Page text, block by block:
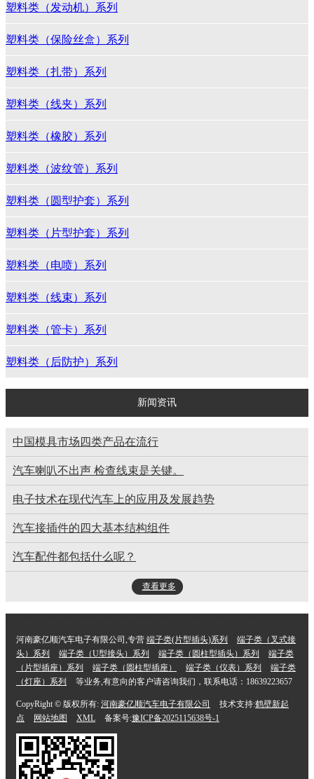
塑料类（发动机）系列
塑料类（保险丝盒）系列
塑料类（扎带）系列
塑料类（线夹）系列
塑料类（橡胶）系列
塑料类（波纹管）系列
塑料类（圆型护套）系列
塑料类（片型护套）系列
塑料类（电喷）系列
塑料类（线束）系列
塑料类（管卡）系列
塑料类（后防护）系列
新闻资讯
中国模具市场四类产品在流行
汽车喇叭不出声 检查线束是关键。
电子技术在现代汽车上的应用及发展趋势
汽车接插件的四大基本结构组件
汽车配件都包括什么呢？
查看更多
河南豪亿顺汽车电子有限公司,专营 端子类(片型插头)系列
端子类（叉式接
头）系列
端子类（U型接头）系列 端子类（圆柱型插头）系列
端子类
（片型插座）系列
端子类（圆柱型插座） 端子类（仪表）系列
端子类
（灯座）系列
等业务,有意向的客户请咨询我们，联系电话：18639223657
CopyRight © 版权所有: 河南豪亿顺汽车电子有限公司 技术支持:鹤壁新起
点
网站地图 XML 备案号:豫ICP备2025115638号-1